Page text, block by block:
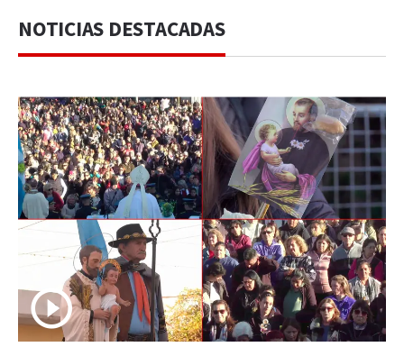
NOTICIAS DESTACADAS